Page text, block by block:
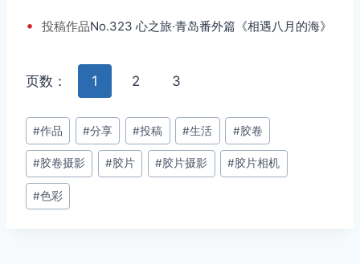
• 投稿作品No.323 心之旅·青岛番外篇《相遇八月的海》
页数： 1 2 3
文
章
标
签：
#作品 #分享 #投稿 #生活 #胶卷
#胶卷摄影 #胶片 #胶片摄影 #胶片相机
#色彩